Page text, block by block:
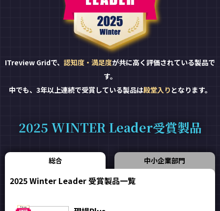
ITreview Gridで、 認知度・満足度が共に高く評価されている製品で
す。
中でも、3年以上連続で受賞している製品は殿堂入り となります。
2025 WINTER Leader受賞製品
総合 中小企業部門
2025 Winter Leader 受賞製品一覧